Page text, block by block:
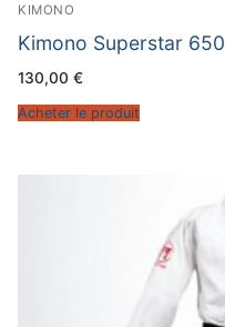
KIMONO
Kimono Superstar 650
130,00 €
Acheter le produit